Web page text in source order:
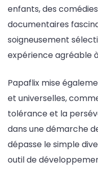
enfants, des
documentaires
soigneusement
expérience agréable
Papaflix mise
et universelles,
tolérance et la
dans une démarche
dépasse le simple
outil de